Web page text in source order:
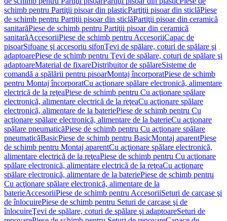
schimb pentru Partiţii pisoar din plasticPartiţii pisoar din sticlăPiese
de schimb pentru Partiţii pisoar din sticlăPartiţii pisoar din ceramică
sanitarăPiese de schimb pentru Partiţii pisoar din ceramică
sanitarăAccesoriiPiese de schimb pentru AccesoriiCapac de
pisoarSifoane şi accesoriu sifonŢevi de spălare, coturi de spălare şi
adaptoarePiese de schimb pentru Ţevi de spălare, coturi de spălare şi
adaptoareMaterial de fixareDistribuitor de spălareSisteme de
comandă a spălării pentru pisoarMontaj încorporatPiese de schimb
pentru Montaj încorporatCu acţionare spălare electronică, alimentare
electrică de la reţeaPiese de schimb pentru Cu acţionare spălare
electronică, alimentare electrică de la reţeaCu acţionare spălare
electronică, alimentare de la bateriePiese de schimb pentru Cu
acţionare spălare electronică, alimentare de la baterieCu acţionare
spălare pneumaticăPiese de schimb pentru Cu acţionare spălare
pneumaticăBasicPiese de schimb pentru BasicMontaj aparentPiese
de schimb pentru Montaj aparentCu acţionare spălare electronică,
alimentare electrică de la reţeaPiese de schimb pentru Cu acţionare
spălare electronică, alimentare electrică de la reţeaCu acţionare
spălare electronică, alimentare de la bateriePiese de schimb pentru
Cu acţionare spălare electronică, alimentare de la
baterieAccesoriiPiese de schimb pentru AccesoriiSeturi de carcase şi
de înlocuirePiese de schimb pentru Seturi de carcase şi de
înlocuireŢevi de spălare, coturi de spălare şi adaptoareSeturi de